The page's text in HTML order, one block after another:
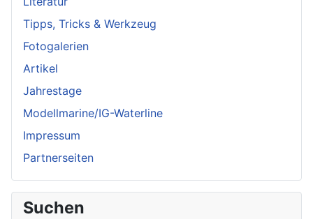
Tipps, Tricks & Werkzeug
Fotogalerien
Artikel
Jahrestage
Modellmarine/IG-Waterline
Impressum
Partnerseiten
Suchen